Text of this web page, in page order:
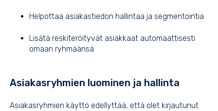
Helpottaa asiakastiedon hallintaa ja segmentointia
Lisätä reskiteröityvät asiakkaat automaattisesti
omaan ryhmäänsä
Asiakasryhmien luominen ja hallinta
Asiakasryhmien käyttö edellyttää, että olet kirjautunut